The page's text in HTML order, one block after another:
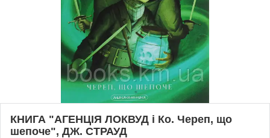
КНИГА "АГЕНЦІЯ ЛОКВУД і Ко. Череп, що
шепоче", ДЖ. СТРАУД